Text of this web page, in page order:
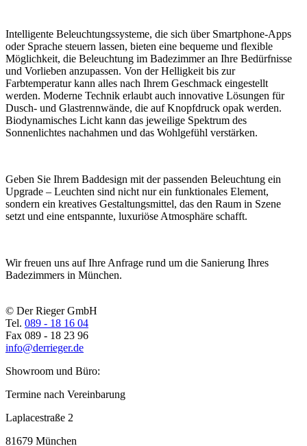
Intelligente Beleuchtungssysteme, die sich über Smartphone-Apps
oder Sprache steuern lassen, bieten eine bequeme und flexible
Möglichkeit, die Beleuchtung im Badezimmer an Ihre Bedürfnisse
und Vorlieben anzupassen. Von der Helligkeit bis zur
Farbtemperatur kann alles nach Ihrem Geschmack eingestellt
werden. Moderne Technik erlaubt auch innovative Lösungen für
Dusch- und Glastrennwände, die auf Knopfdruck opak werden.
Biodynamisches Licht kann das jeweilige Spektrum des
Sonnenlichtes nachahmen und das Wohlgefühl verstärken.
Geben Sie Ihrem Baddesign mit der passenden Beleuchtung ein
Upgrade – Leuchten sind nicht nur ein funktionales Element,
sondern ein kreatives Gestaltungsmittel, das den Raum in Szene
setzt und eine entspannte, luxuriöse Atmosphäre schafft.
Wir freuen uns auf Ihre Anfrage rund um die Sanierung Ihres
Badezimmers in München.
© Der Rieger GmbH
Tel. 089 - 18 16 04
Fax 089 - 18 23 96
info@derrieger.de
Showroom und Büro:
Termine nach Vereinbarung
Laplacestraße 2
81679 München